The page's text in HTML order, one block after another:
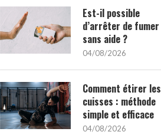
Est-il possible
d’arrêter de fumer
sans aide ?
04/08/2026
Comment étirer les
cuisses : méthode
simple et efficace
04/08/2026